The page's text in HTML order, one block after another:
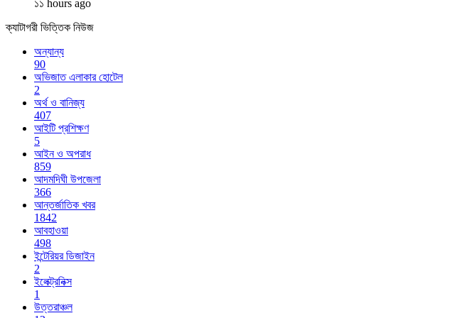
১১ hours ago
ক্যাটাগরী ভিত্তিক নিউজ
অন্যান্য
90
অভিজাত এলাকার হোটেল
2
অর্থ ও বানিজ্য
407
আইটি প্রশিক্ষণ
5
আইন ও অপরাধ
859
আদমদিঘী উপজেলা
366
আন্তর্জাতিক খবর
1842
আবহাওয়া
498
ইন্টেরিয়র ডিজাইন
2
ইলেক্ট্রনিক্স
1
উত্তরাঞ্চল